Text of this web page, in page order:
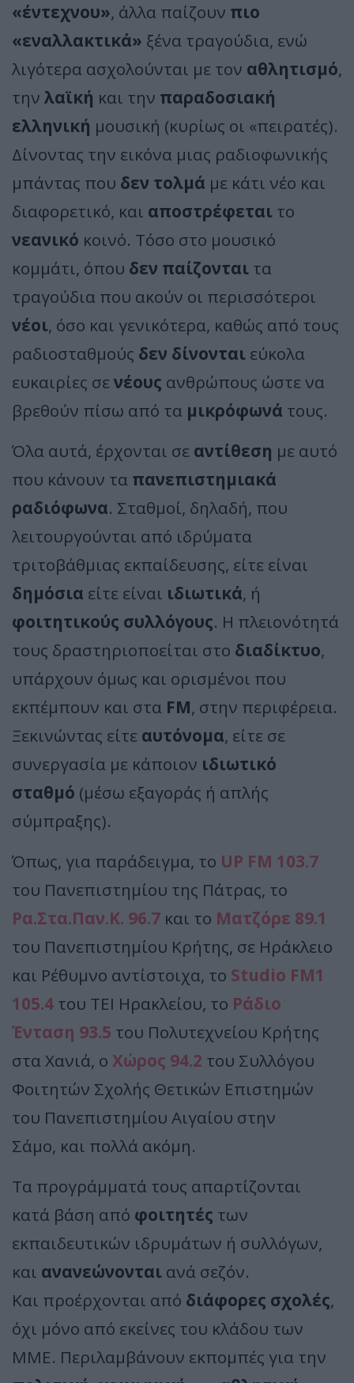
«έντεχνου», άλλα παίζουν πιο
«εναλλακτικά» ξένα τραγούδια, ενώ
λιγότερα ασχολούνται με τον αθλητισμό,
την λαϊκή και την παραδοσιακή
ελληνική μουσική (κυρίως οι «πειρατές).
Δίνοντας την εικόνα μιας ραδιοφωνικής
μπάντας που δεν τολμά με κάτι νέο και
διαφορετικό, και αποστρέφεται το
νεανικό κοινό. Τόσο στο μουσικό
κομμάτι, όπου δεν παίζονται τα
τραγούδια που ακούν οι περισσότεροι
νέοι, όσο και γενικότερα, καθώς από τους
ραδιοσταθμούς δεν δίνονται εύκολα
ευκαιρίες σενέους ανθρώπους ώστε να
βρεθούν πίσω από τα μικρόφωνά τους.
Όλα αυτά, έρχονται σε αντίθεση με αυτό
που κάνουν τα πανεπιστημιακά
ραδιόφωνα. Σταθμοί, δηλαδή, που
λειτουργούνται από ιδρύματα
τριτοβάθμιας εκπαίδευσης, είτε είναι
δημόσια είτε είναι ιδιωτικά, ή
φοιτητικούς συλλόγους. Η πλειονότητά
τους δραστηριοποείται στο διαδίκτυο,
υπάρχουν όμως και ορισμένοι που
εκπέμπουν και στα FM, στην περιφέρεια.
Ξεκινώντας είτε αυτόνομα, είτε σε
συνεργασία με κάποιον ιδιωτικό
σταθμό (μέσω εξαγοράς ή απλής
σύμπραξης).
Όπως, για παράδειγμα, το UP FM 103.7
του Πανεπιστημίου της Πάτρας, το
Ρα.Στα.Παν.Κ. 96.7 και το Ματζόρε 89.1
του Πανεπιστημίου Κρήτης, σε Ηράκλειο
και Ρέθυμνο αντίστοιχα, το Studio FM1
105.4 του ΤΕΙ Ηρακλείου, το Ράδιο
Ένταση 93.5 του Πολυτεχνείου Κρήτης
στα Χανιά, ο Χώρος 94.2 του Συλλόγου
Φοιτητών Σχολής Θετικών Επιστημών
του Πανεπιστημίου Αιγαίου στην
Σάμο, και πολλά ακόμη.
Τα προγράμματά τους απαρτίζονται
κατά βάση από φοιτητές των
εκπαιδευτικών ιδρυμάτων ή συλλόγων,
και ανανεώνονται ανά σεζόν.
Και προέρχονται από διάφορες σχολές,
όχι μόνο από εκείνες του κλάδου των
ΜΜΕ. Περιλαμβάνουν εκπομπές για την